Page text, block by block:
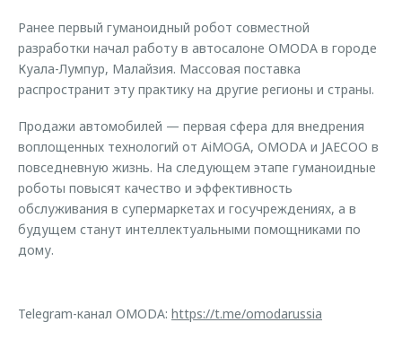
Ранее первый гуманоидный робот совместной
разработки начал работу в автосалоне OMODA в городе
Куала-Лумпур, Малайзия. Массовая поставка
распространит эту практику на другие регионы и страны.
Продажи автомобилей — первая сфера для внедрения
воплощенных технологий от AiMOGA, OMODA и JAECOO в
повседневную жизнь. На следующем этапе гуманоидные
роботы повысят качество и эффективность
обслуживания в супермаркетах и госучреждениях, а в
будущем станут интеллектуальными помощниками по
дому.
Telegram-канал OMODA: https://t.me/omodarussia